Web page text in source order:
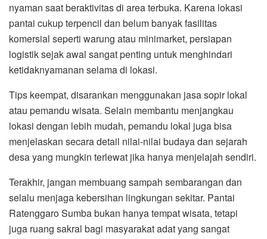
nyaman saat beraktivitas di area terbuka. Karena lokasi
pantai cukup terpencil dan belum banyak fasilitas
komersial seperti warung atau minimarket, persiapan
logistik sejak awal sangat penting untuk menghindari
ketidaknyamanan selama di lokasi.
Tips keempat, disarankan menggunakan jasa sopir lokal
atau pemandu wisata. Selain membantu menjangkau
lokasi dengan lebih mudah, pemandu lokal juga bisa
menjelaskan secara detail nilai-nilai budaya dan sejarah
desa yang mungkin terlewat jika hanya menjelajah sendiri.
Terakhir, jangan membuang sampah sembarangan dan
selalu menjaga kebersihan lingkungan sekitar. Pantai
Ratenggaro Sumba bukan hanya tempat wisata, tetapi
juga ruang sakral bagi masyarakat adat yang sangat